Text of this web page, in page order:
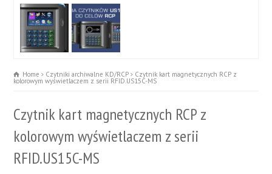
Home Czytniki archiwalne KD/RCP Czytnik kart magnetycznych RCP z
kolorowym wyświetlaczem z serii RFID.US15C-MS
Czytnik kart magnetycznych RCP z
kolorowym wyświetlaczem z serii
RFID.US15C-MS